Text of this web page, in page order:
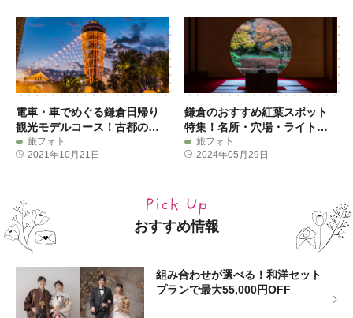
電車・車でめぐる鎌倉日帰り
観光モデルコース！古都の風
情と絶景を堪能
旅フォト
2021年10月21日
鎌倉のおすすめ紅葉スポット
特集！名所・穴場・ライトア
ップ情報
旅フォト
2024年05月29日
おすすめ情報
組み合わせが選べる！和洋セット
プランで最大55,000円OFF